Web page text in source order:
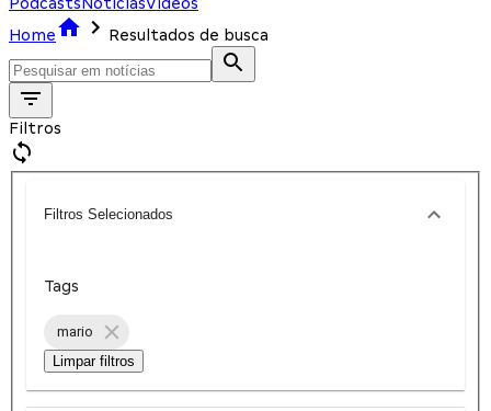
Home
Resultados de busca
Filtros
Filtros Selecionados
Tags
mario
Limpar filtros